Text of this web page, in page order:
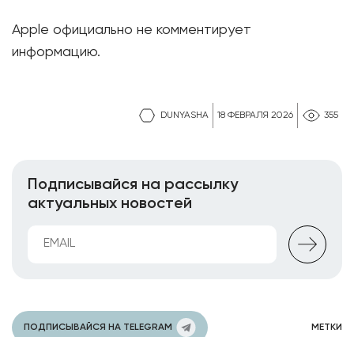
DUNYASHA 18 ФЕВРАЛЯ 2026 355
Apple официально не комментирует
информацию.
Подписывайся на рассылку
актуальных новостей
ПОДПИСЫВАЙСЯ НА TELEGRAM МЕТКИ